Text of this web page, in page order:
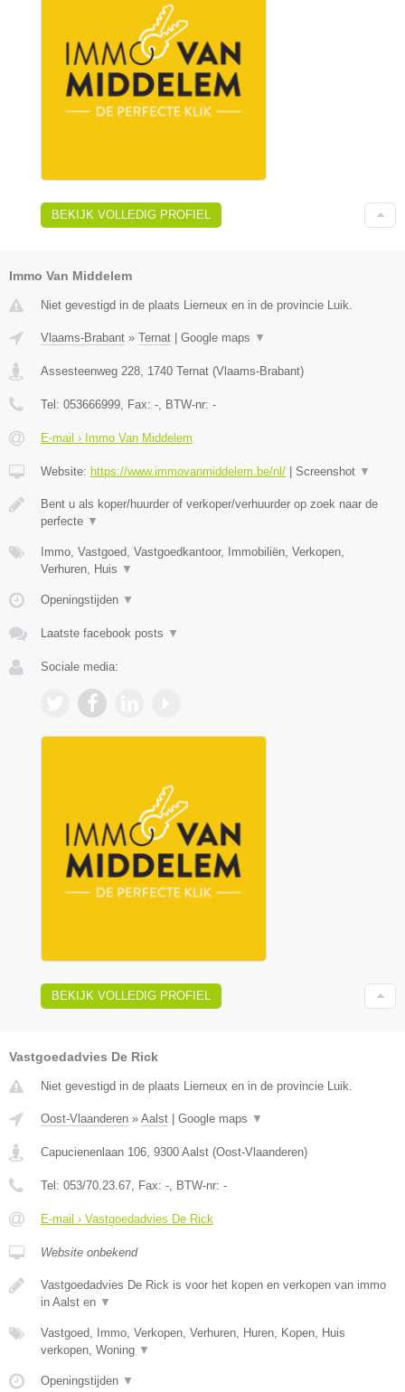
BEKIJK VOLLEDIG PROFIEL
Immo Van Middelem
Niet gevestigd in de plaats Lierneux en in de provincie Luik.
Vlaams-Brabant » Ternat Google maps ▼
Assesteenweg 228 1740 Ternat (Vlaams-Brabant)
Tel: 053666999 , Fax: - , BTW-nr: -
E-mail › Immo Van Middelem
Website: https://www.immovanmiddelem.be/nl/ Screenshot ▼
Bent u als koper/huurder of verkoper/verhuurder op zoek naar de
perfecte ▼
Immo, Vastgoed, Vastgoedkantoor, Immobiliën, Verkopen,
Verhuren, Huis ▼
Openingstijden ▼
Laatste facebook posts ▼
Sociale media:
BEKIJK VOLLEDIG PROFIEL
Vastgoedadvies De Rick
Niet gevestigd in de plaats Lierneux en in de provincie Luik.
Oost-Vlaanderen » Aalst Google maps ▼
Capucienenlaan 106 9300 Aalst (Oost-Vlaanderen)
Tel: 053/70.23.67 , Fax: - , BTW-nr: -
E-mail › Vastgoedadvies De Rick
Website onbekend
Vastgoedadvies De Rick is voor het kopen en verkopen van immo
in Aalst en ▼
Vastgoed, Immo, Verkopen, Verhuren, Huren, Kopen, Huis
verkopen, Woning ▼
Openingstijden ▼